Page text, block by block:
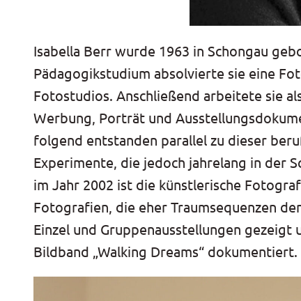
Isabella Berr wurde 1963 in Schongau
Pädagogikstudium absolvierte sie eine
Fotostudios. Anschließend arbeitete sie
Werbung, Porträt und
folgend entstanden parallel zu dieser
Experimente, die jedoch jahrelang in der
im Jahr 2002 ist die künstlerische
Fotografien, die eher Traumsequenzen
Einzel und Gruppenausstellungen
Bildband „Walking Dreams“ dokumentiert.